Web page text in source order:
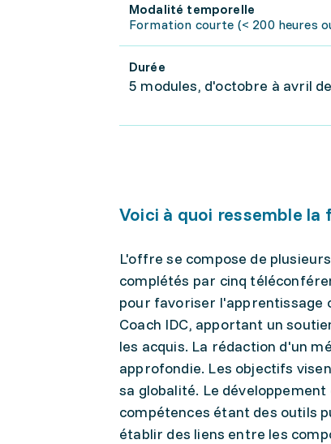
Modalité temporelle
Formation courte (< 200 heures
Durée
5 modules, d'octobre à avril
Voici à quoi ressemble la
L'offre se compose de
complétés par cinq
pour favoriser l'apprentissage
Coach IDC, apportant un
les acquis. La rédaction d'un
approfondie. Les objectifs
sa globalité. Le
compétences étant des outils
établir des liens entre les